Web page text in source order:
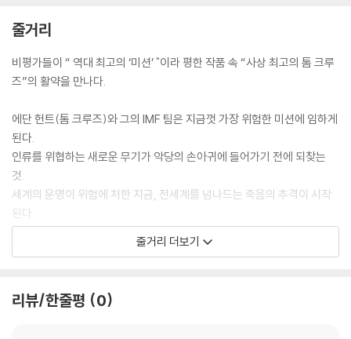
줄거리
비평가들이 “ 역대 최고의 ‘미션’ "이라 평한 작품 속 “사상 최고의 톰 크루
즈”의 활약을 만나다.
에단 헌트(톰 크루즈)와 그의 IMF 팀은 지금껏 가장 위험한 미션에 임하게
된다.
인류를 위협하는 새로운 무기가 악당의 손아귀에 들어가기 전에 되찾는
것.
세계의 운명이 위험에 처한 지금, 전세계를 넘나드는 죽음의 추격이 시작
된다.
미스터리하고도 강력한 적에 대항하여, 에단 헌트는 그의 임무보다 중요한
것은 없다는 것을 받아들여야 할 상황에 처한다.
줄거리 더보기
리뷰/한줄평 0